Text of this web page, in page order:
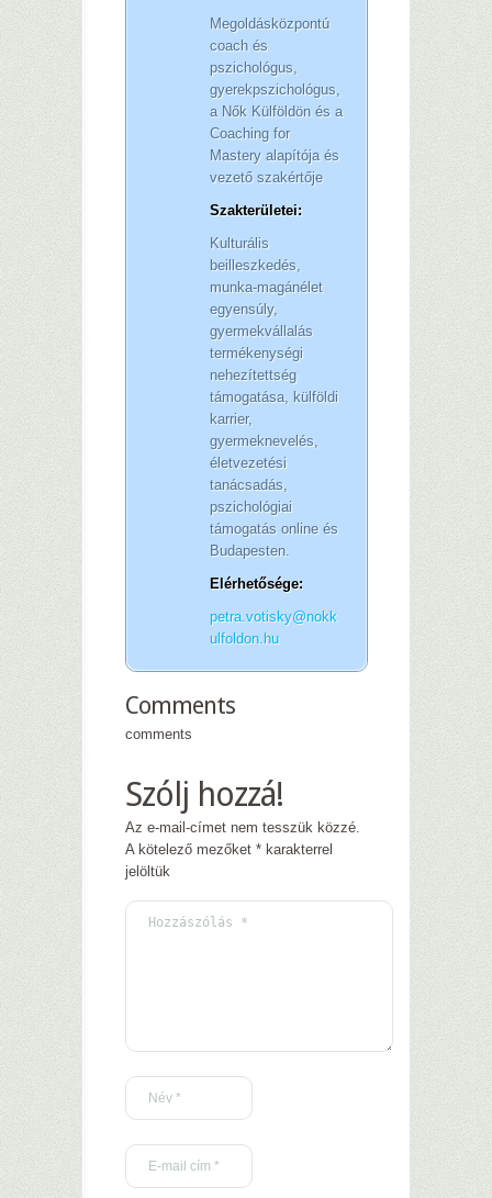
Megoldásközpontú
coach és
pszichológus,
gyerekpszichológus,
a Nők Külföldön és a
Coaching for
Mastery alapítója és
vezető szakértője
Szakterületei:
Kulturális
beilleszkedés,
munka-magánélet
egyensúly,
gyermekvállalás
termékenységi
nehezítettség
támogatása, külföldi
karrier,
gyermeknevelés,
életvezetési
tanácsadás,
pszichológiai
támogatás online és
Budapesten.
Elérhetősége:
petra.votisky@nokk
ulfoldon.hu
Comments
comments
Szólj hozzá!
Az e-mail-címet nem tesszük közzé.
A kötelező mezőket * karakterrel
jelöltük